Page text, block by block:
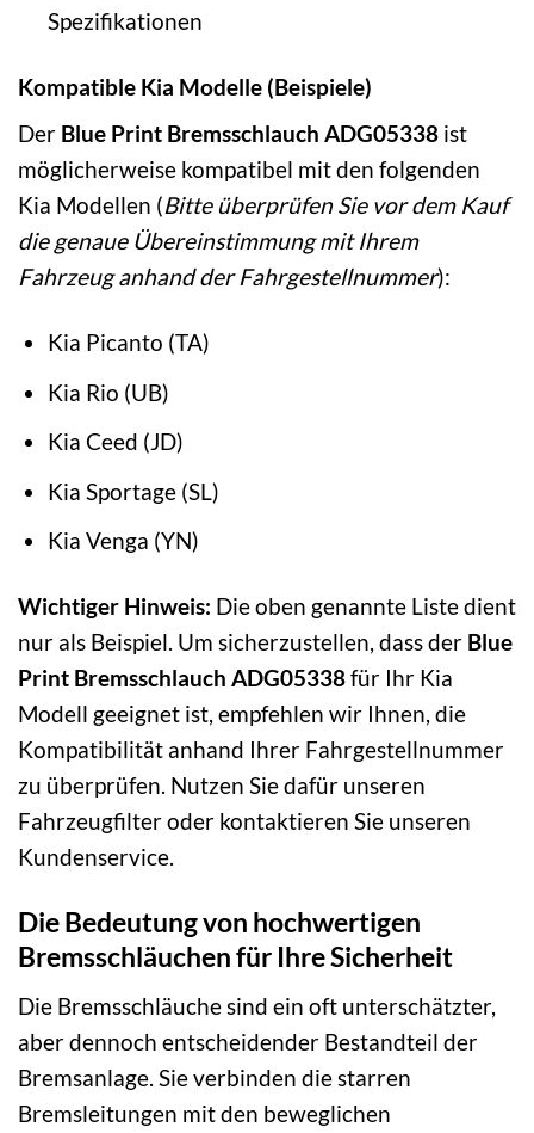
Spezifikationen
Kompatible Kia Modelle (Beispiele)
Der Blue Print Bremsschlauch ADG05338 ist
möglicherweise kompatibel mit den folgenden
Kia Modellen (Bitte überprüfen Sie vor dem Kauf
die genaue Übereinstimmung mit Ihrem
Fahrzeug anhand der Fahrgestellnummer):
Kia Picanto (TA)
Kia Rio (UB)
Kia Ceed (JD)
Kia Sportage (SL)
Kia Venga (YN)
Wichtiger Hinweis: Die oben genannte Liste dient
nur als Beispiel. Um sicherzustellen, dass der Blue
Print Bremsschlauch ADG05338für Ihr Kia
Modell geeignet ist, empfehlen wir Ihnen, die
Kompatibilität anhand Ihrer Fahrgestellnummer
zu überprüfen. Nutzen Sie dafür unseren
Fahrzeugfilter oder kontaktieren Sie unseren
Kundenservice.
Die Bedeutung von hochwertigen
Bremsschläuchen für Ihre Sicherheit
Die Bremsschläuche sind ein oft unterschätzter,
aber dennoch entscheidender Bestandteil der
Bremsanlage. Sie verbinden die starren
Bremsleitungen mit den beweglichen